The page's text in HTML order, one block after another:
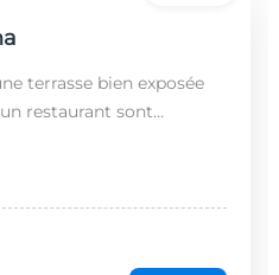
terrasse bien exposée
restaurant sont